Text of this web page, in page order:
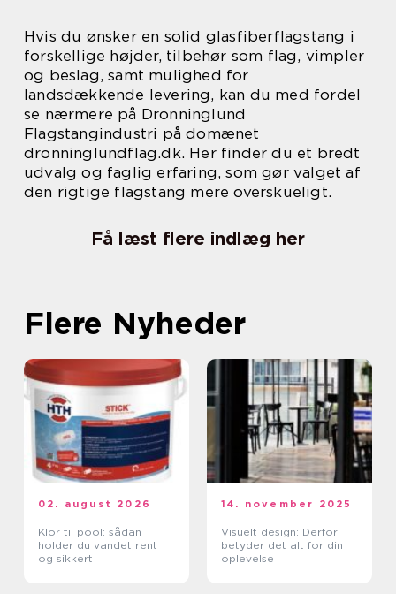
Hvis du ønsker en solid glasfiberflagstang i
forskellige højder, tilbehør som flag, vimpler
og beslag, samt mulighed for
landsdækkende levering, kan du med fordel
se nærmere på Dronninglund
Flagstangindustri på domænet
dronninglundflag.dk. Her finder du et bredt
udvalg og faglig erfaring, som gør valget af
den rigtige flagstang mere overskueligt.
Få læst flere indlæg her
Flere Nyheder
02. august 2026
Klor til pool: sådan
holder du vandet rent
og sikkert
14. november 2025
Visuelt design: Derfor
betyder det alt for din
oplevelse